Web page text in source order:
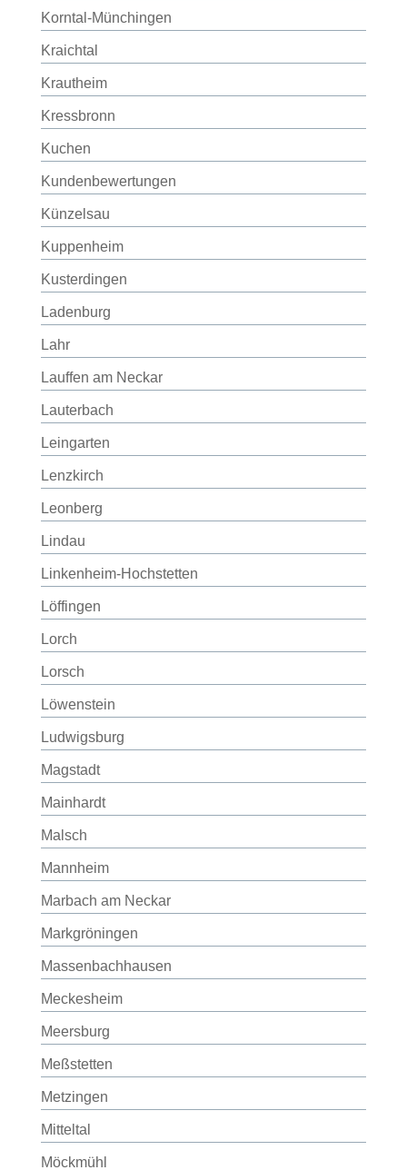
Korntal-Münchingen
Kraichtal
Krautheim
Kressbronn
Kuchen
Kundenbewertungen
Künzelsau
Kuppenheim
Kusterdingen
Ladenburg
Lahr
Lauffen am Neckar
Lauterbach
Leingarten
Lenzkirch
Leonberg
Lindau
Linkenheim-Hochstetten
Löffingen
Lorch
Lorsch
Löwenstein
Ludwigsburg
Magstadt
Mainhardt
Malsch
Mannheim
Marbach am Neckar
Markgröningen
Massenbachhausen
Meckesheim
Meersburg
Meßstetten
Metzingen
Mitteltal
Möckmühl